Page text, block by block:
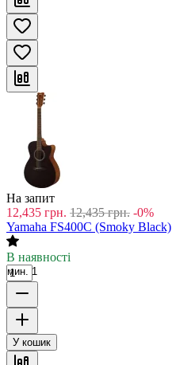
На запит
12,435 грн. 12,435 грн. -0%
Yamaha FS400C (Smoky Black)
В наявності
мин. 1
У кошик